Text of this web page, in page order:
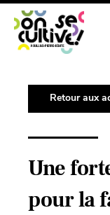
Retour aux
Une
pour la